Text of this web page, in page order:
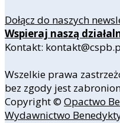
Dołącz do naszych
Wspieraj naszą
Kontakt:
Wszelkie prawa
bez zgody jest
Copyright © Opactwo
Wydawnictwo